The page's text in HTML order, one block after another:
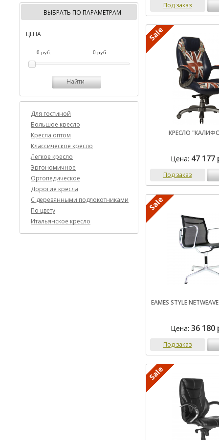
ВЫБРАТЬ ПО ПАРАМЕТРАМ
ЦЕНА
Найти
Для гостиной
Большое кресло
Кресла оптом
Классическое кресло
Легкое кресло
Эргономичное
Ортопедическое
Дорогие кресла
C деревянными подлокотниками
По цвету
Итальянское кресло
Под заказ
КРЕСЛО
Цена: 47 177
Под заказ
EAMES STYLE
Цена: 36 180
Под заказ